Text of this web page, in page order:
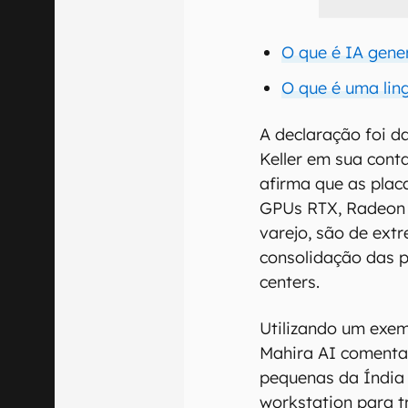
O que é IA
O que é uma
A declaração foi
Keller em sua
afirma que as
GPUs RTX,
varejo, são de
consolidação das
centers.
Utilizando um
Mahira AI
pequenas da
workstation para